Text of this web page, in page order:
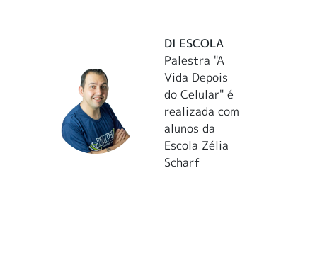
DI ESCOLA
Palestra "A
Vida Depois
do Celular" é
realizada com
alunos da
Escola Zélia
Scharf